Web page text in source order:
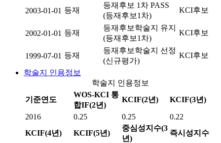
2003-01-01 등재
등재후보 1차 PASS
(등재후보1차)
KCI후보
2002-01-01 등재
등재후보학술지 유지
(등재후보1차)
KCI후보
1999-07-01 등재
등재후보학술지 선정
(신규평가)
KCI후보
학술지 인용정보
학술지 인용정보
기준연도
WOS-KCI 통
합IF(2년)
KCIF(2년) KCIF(3년)
2016 0.25 0.25
0.22
KCIF(4년)
KCIF(5년)
중심성지수(3
년)
즉시성지수